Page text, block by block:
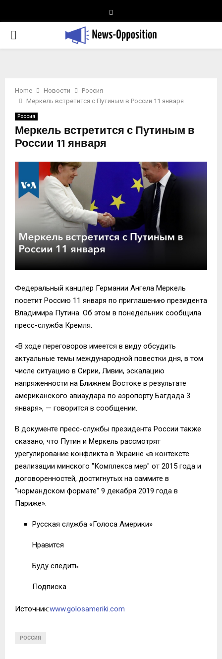
PRIMARY
Home Новости
Россия
Меркель встретится с Путиным в России 11 января
Россия
Меркель встретится с Путиным в
России 11 января
Федеральный канцлер Германии Ангела Меркель
посетит Россию 11 января по приглашению президента
Владимира Путина. Об этом в понедельник сообщила
пресс-служба Кремля.
«В ходе переговоров имеется в виду обсудить
актуальные темы международной повестки дня, в том
числе ситуацию в Сирии, Ливии, эскалацию
напряженности на Ближнем Востоке в результате
американского авиаудара по аэропорту Багдада 3
января», — говорится в сообщении.
В документе пресс-службы президента России также
сказано, что Путин и Меркель рассмотрят
урегулирование конфликта в Украине «в контексте
реализации минского "Комплекса мер" от 2015 года и
договоренностей, достигнутых на саммите в
"нормандском формате" 9 декабря 2019 года в
Париже».
Русская служба «Голоса Америки»
Нравится
Буду следить
Подписка
Источник:www.golosameriki.com
РОССИЯ